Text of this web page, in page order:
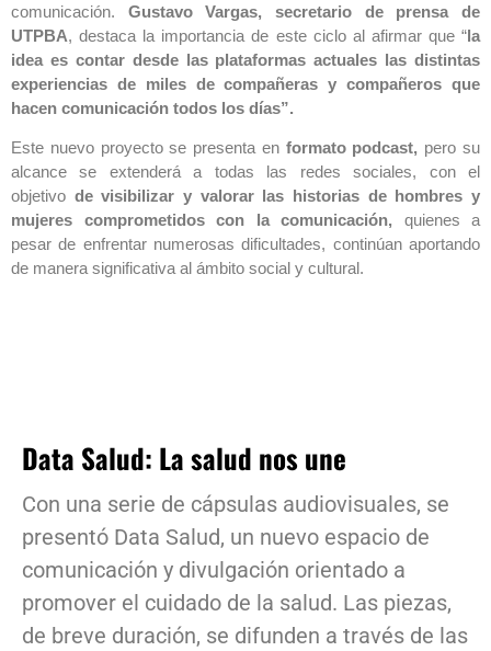
comunicación. Gustavo Vargas, secretario de prensa de
UTPBA, destaca la importancia de este ciclo al afirmar que “la
idea es contar desde las plataformas actuales las distintas
experiencias de miles de compañeras y compañeros que
hacen comunicación todos los días”.
Este nuevo proyecto se presenta en formato podcast, pero su
alcance se extenderá a todas las redes sociales, con el
objetivo de visibilizar y valorar las historias de hombres y
mujeres comprometidos con la comunicación, quienes a
pesar de enfrentar numerosas dificultades, continúan aportando
de manera significativa al ámbito social y cultural.
Data Salud: La salud nos une
Con una serie de cápsulas audiovisuales, se
presentó Data Salud, un nuevo espacio de
comunicación y divulgación orientado a
promover el cuidado de la salud. Las piezas,
de breve duración, se difunden a través de las